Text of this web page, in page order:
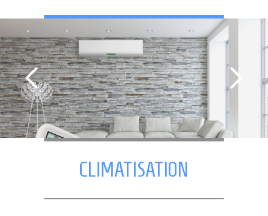
ACCUEIL
L'ENTREPRISE
NOS ACTIVITÉS
RECRUTEMENT
CONTACT
CLIMATISATION